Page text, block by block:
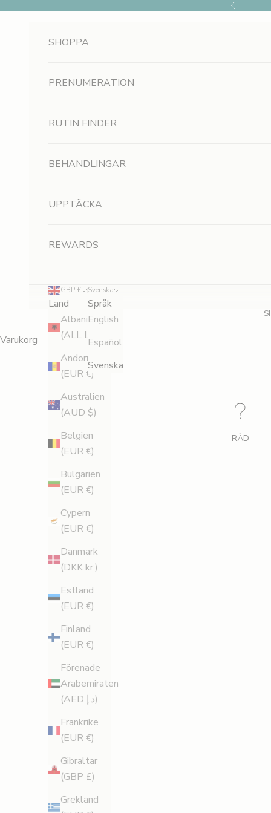
Föregående
SHOPPA
PRENUMERATION
RUTIN FINDER
BEHANDLINGAR
UPPTÄCKA
REWARDS
GBP £
Land
Albanien
(ALL L)
Andorra
(EUR €)
Australien
(AUD $)
Belgien
(EUR €)
Bulgarien
(EUR €)
Cypern
(EUR €)
Danmark
(DKK kr.)
Estland
(EUR €)
Finland
(EUR €)
Förenade
Arabemiraten
(AED د.إ)
Frankrike
(EUR €)
Gibraltar
(GBP £)
Grekland
Svenska
Språk
English
Español
Svenska
Varukorg
RÅD